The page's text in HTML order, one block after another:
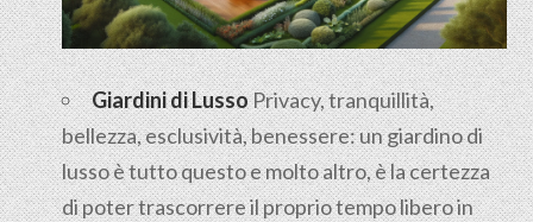
Giardini di LussoPrivacy, tranquillità,
bellezza, esclusività, benessere: un giardino di
lusso è tutto questo e molto altro, è la certezza
di poter trascorrere il proprio tempo libero in